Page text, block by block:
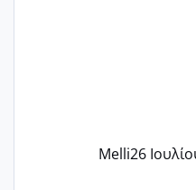
Εγώ πήγα σε
Melli26